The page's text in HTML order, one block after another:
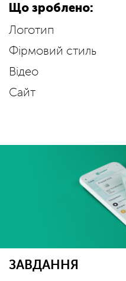
Що зроблено:
Логотип
Фірмовий стиль
Відео
Сайт
ЗАВДАННЯ